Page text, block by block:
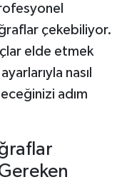
çekebiliyor.
elde etmek
nasıl
adım